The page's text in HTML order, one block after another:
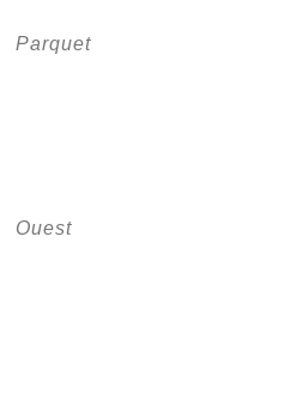
Parquet
Ouest